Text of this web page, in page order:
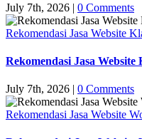
July 7th, 2026 | 0 Comments
Rekomendasi Jasa Website
Rekomendasi Jasa Website
July 7th, 2026 | 0 Comments
Rekomendasi Jasa Website